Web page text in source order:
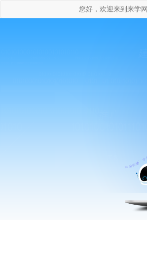
您好，欢迎来到来学网